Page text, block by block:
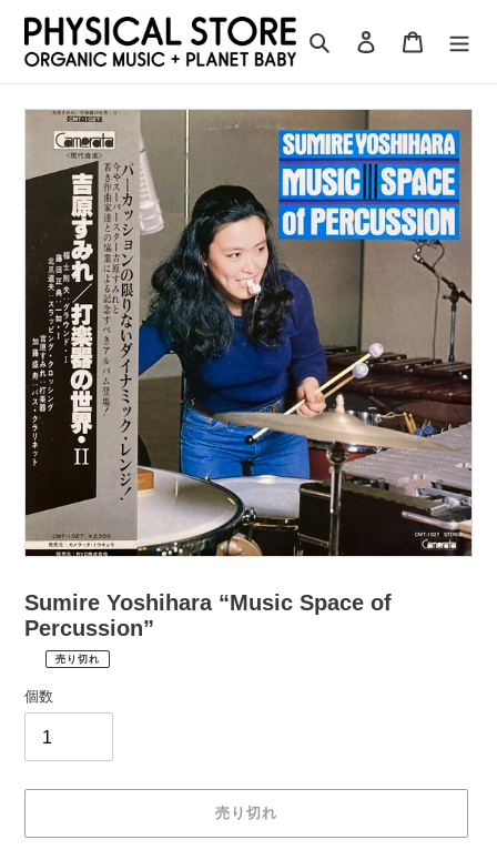
検索 ログインカート
Sumire Yoshihara “Music Space of
Percussion”
常
価
格
¥3,960
売り切れ
税
込
送
個数
売り切れ